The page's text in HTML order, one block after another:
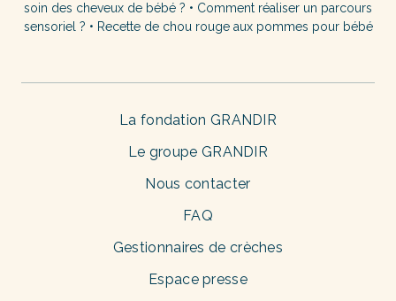
soin des cheveux de bébé ? • Comment réaliser un parcours
sensoriel ? • Recette de chou rouge aux pommes pour bébé
La fondation GRANDIR
Le groupe GRANDIR
Nous contacter
FAQ
Gestionnaires de crèches
Espace presse